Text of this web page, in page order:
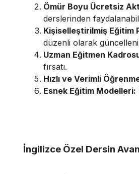
Ömür Boyu Ücretsiz
derslerinden
Kişiselleştirilmiş Eğitim
düzenli olarak
Uzman Eğitmen
fırsatı.
Hızlı ve Verimli
Esnek Eğitim Modelleri:
İngilizce Özel Dersin